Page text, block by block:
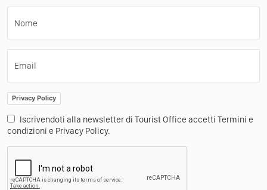
Nome
Email
Privacy Policy
Iscrivendoti alla newsletter di Tourist Office accetti Termini e
condizioni e Privacy Policy.